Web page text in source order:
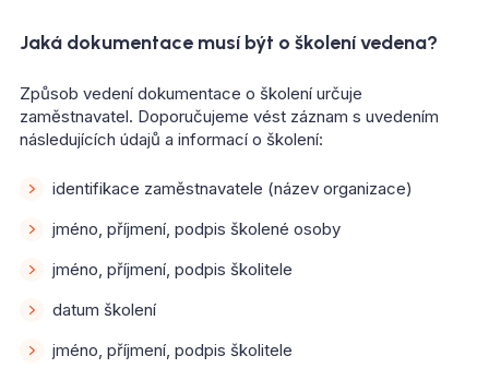
Jaká dokumentace musí být o školení vedena?
Způsob vedení dokumentace o školení určuje
zaměstnavatel. Doporučujeme vést záznam s uvedením
následujících údajů a informací o školení:
identifikace zaměstnavatele (název organizace)
jméno, příjmení, podpis školené osoby
jméno, příjmení, podpis školitele
datum školení
jméno, příjmení, podpis školitele